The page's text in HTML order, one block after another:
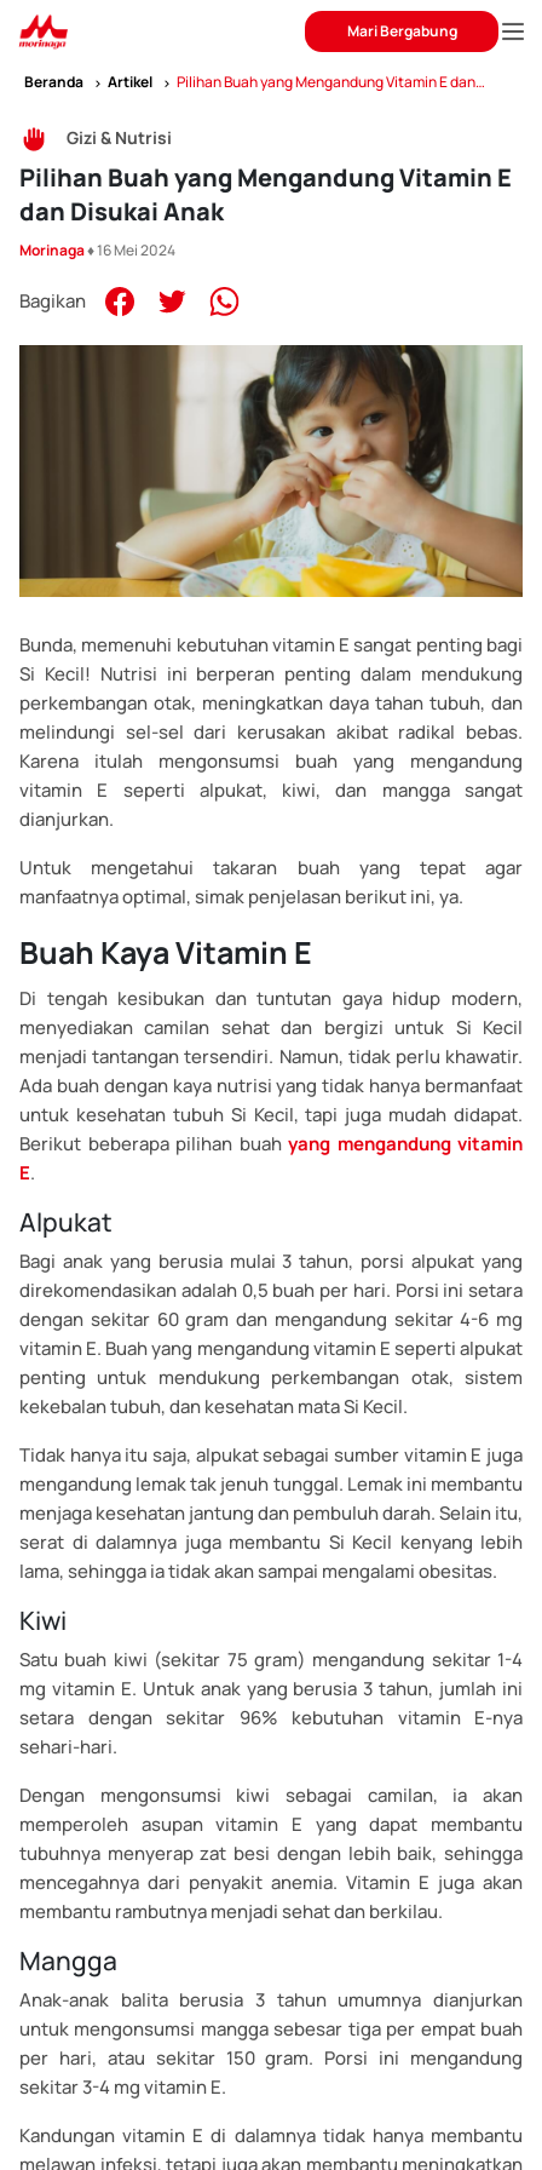
Mari Bergabung
Beranda Artikel
Pilihan Buah yang Mengandung Vitamin E dan
Gizi & Nutrisi
Pilihan Buah yang Mengandung Vitamin E
dan Disukai Anak
Morinaga♦ 16 Mei 2024
Bagikan
Bunda, memenuhi kebutuhan vitamin E sangat penting bagi
Si Kecil! Nutrisi ini berperan penting dalam mendukung
perkembangan otak, meningkatkan daya tahan tubuh, dan
melindungi sel-sel dari kerusakan akibat radikal bebas.
Karena itulah mengonsumsi buah yang mengandung
vitamin E seperti alpukat, kiwi, dan mangga sangat
dianjurkan.
Untuk mengetahui takaran buah yang tepat agar
manfaatnya optimal, simak penjelasan berikut ini, ya.
Buah Kaya Vitamin E
Di tengah kesibukan dan tuntutan gaya hidup modern,
menyediakan camilan sehat dan bergizi untuk Si Kecil
menjadi tantangan tersendiri. Namun, tidak perlu khawatir.
Ada buah dengan kaya nutrisi yang tidak hanya bermanfaat
untuk kesehatan tubuh Si Kecil, tapi juga mudah didapat.
Berikut beberapa pilihan buah yang mengandung vitamin
E.
Alpukat
Bagi anak yang berusia mulai 3 tahun, porsi alpukat yang
direkomendasikan adalah 0,5 buah per hari. Porsi ini setara
dengan sekitar 60 gram dan mengandung sekitar 4-6 mg
vitamin E. Buah yang mengandung vitamin E seperti alpukat
penting untuk mendukung perkembangan otak, sistem
kekebalan tubuh, dan kesehatan mata Si Kecil.
Tidak hanya itu saja, alpukat sebagai sumber vitamin E juga
mengandung lemak tak jenuh tunggal. Lemak ini membantu
menjaga kesehatan jantung dan pembuluh darah. Selain itu,
serat di dalamnya juga membantu Si Kecil kenyang lebih
lama, sehingga ia tidak akan sampai mengalami obesitas.
Kiwi
Satu buah kiwi (sekitar 75 gram) mengandung sekitar 1-4
mg vitamin E. Untuk anak yang berusia 3 tahun, jumlah ini
setara dengan sekitar 96% kebutuhan vitamin E-nya
sehari-hari.
Dengan mengonsumsi kiwi sebagai camilan, ia akan
memperoleh asupan vitamin E yang dapat membantu
tubuhnya menyerap zat besi dengan lebih baik, sehingga
mencegahnya dari penyakit anemia. Vitamin E juga akan
membantu rambutnya menjadi sehat dan berkilau.
Mangga
Anak-anak balita berusia 3 tahun umumnya dianjurkan
untuk mengonsumsi mangga sebesar tiga per empat buah
per hari, atau sekitar 150 gram. Porsi ini mengandung
sekitar 3-4 mg vitamin E.
Kandungan vitamin E di dalamnya tidak hanya membantu